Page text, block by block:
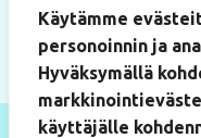
Käytämme
personoinnin ja
Hyväksymällä
käyttäjälle